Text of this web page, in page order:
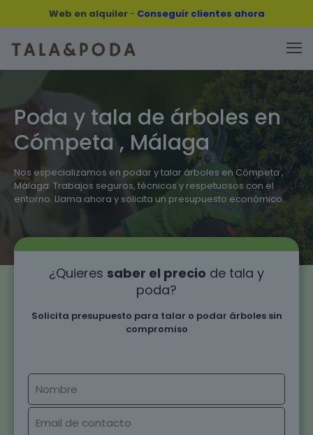
Web en alquiler- Conseguir clientes ahora
Poda y tala de árboles en
Cómpeta , Málaga
Nos especializamos en podar y talar árboles en Cómpeta ,
Málaga. Trabajos seguros, técnicos y respetuosos con el
entorno. Llama ahora y solicita un presupuesto económico.
¿Quieres saber el precio de tala y
poda?
Solicita presupuesto para talar o podar árboles sin
compromiso